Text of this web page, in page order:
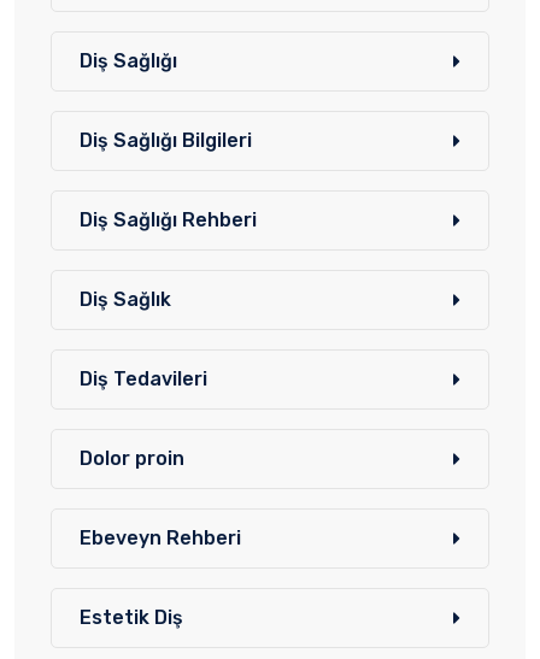
Diş Sağlığı
Diş Sağlığı Bilgileri
Diş Sağlığı Rehberi
Diş Sağlık
Diş Tedavileri
Dolor proin
Ebeveyn Rehberi
Estetik Diş